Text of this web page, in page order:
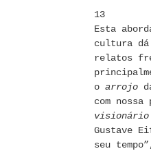
13
Esta
cultura dá
relatos
o arrojo
com
visionário
Gustave
seu